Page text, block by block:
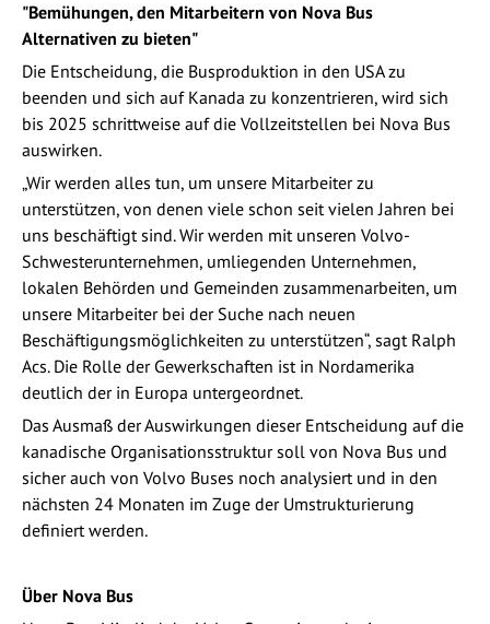
"Bemühungen, den Mitarbeitern von Nova Bus
Alternativen zu bieten"
Die Entscheidung, die Busproduktion in den USA zu
beenden und sich auf Kanada zu konzentrieren, wird sich
bis 2025 schrittweise auf die Vollzeitstellen bei Nova Bus
auswirken.
„Wir werden alles tun, um unsere Mitarbeiter zu
unterstützen, von denen viele schon seit vielen Jahren bei
uns beschäftigt sind. Wir werden mit unseren Volvo-
Schwesterunternehmen, umliegenden Unternehmen,
lokalen Behörden und Gemeinden zusammenarbeiten, um
unsere Mitarbeiter bei der Suche nach neuen
Beschäftigungsmöglichkeiten zu unterstützen“, sagt Ralph
Acs. Die Rolle der Gewerkschaften ist in Nordamerika
deutlich der in Europa untergeordnet.
Das Ausmaß der Auswirkungen dieser Entscheidung auf die
kanadische Organisationsstruktur soll von Nova Bus und
sicher auch von Volvo Buses noch analysiert und in den
nächsten 24 Monaten im Zuge der Umstrukturierung
definiert werden.
Über Nova Bus